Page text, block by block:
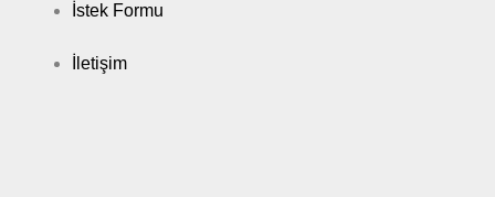
İstek Formu
İletişim